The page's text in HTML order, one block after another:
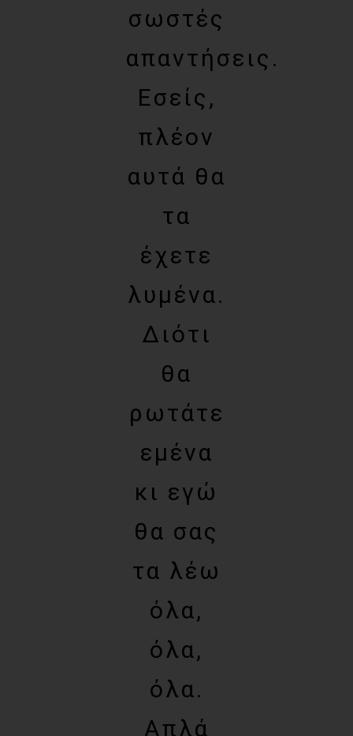
σωστές
απαντήσεις.
Εσείς,
πλέον
αυτά θα
τα
έχετε
λυμένα.
Διότι
θα
ρωτάτε
εμένα
κι εγώ
θα σας
τα λέω
όλα,
όλα,
όλα.
Απλά